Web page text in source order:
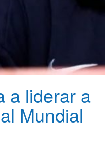
a liderar a
Mundial